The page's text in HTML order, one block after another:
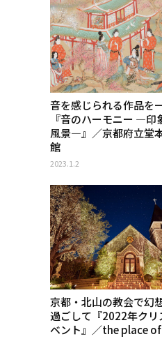
音を感じられる作品を
『音のハーモニー ―印
風景―』／京都府立堂
館
2023.1.2
京都・北山の教会で幻
過ごして『2022年クリ
ベント』／the place